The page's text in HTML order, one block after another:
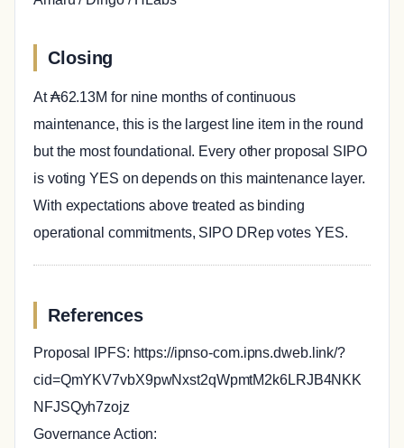
Closing
At ₳62.13M for nine months of continuous
maintenance, this is the largest line item in the round
but the most foundational. Every other proposal SIPO
is voting YES on depends on this maintenance layer.
With expectations above treated as binding
operational commitments, SIPO DRep votes YES.
References
Proposal IPFS: https://ipnso-com.ipns.dweb.link/?
cid=QmYKV7vbX9pwNxst2qWpmtM2k6LRJB4NKK
NFJSQyh7zojz
Governance Action: